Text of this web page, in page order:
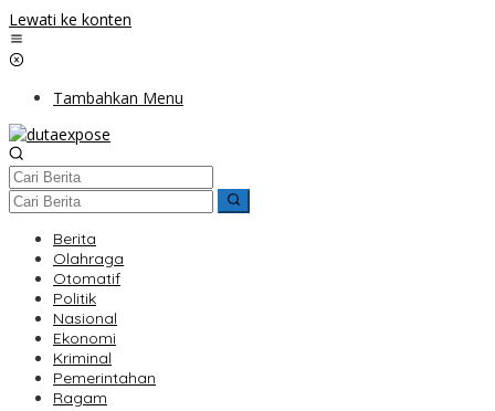
Lewati ke konten
Tambahkan Menu
Berita
Olahraga
Otomatif
Politik
Nasional
Ekonomi
Kriminal
Pemerintahan
Ragam